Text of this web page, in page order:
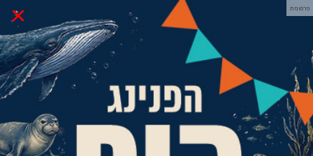
× פרסומת